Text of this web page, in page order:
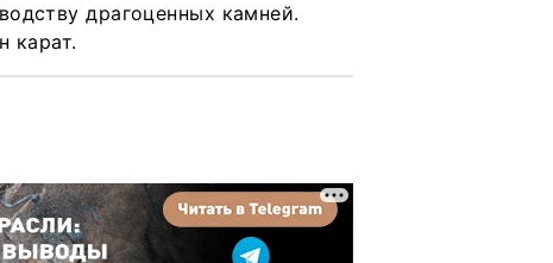
драгоценных камней.
карат.